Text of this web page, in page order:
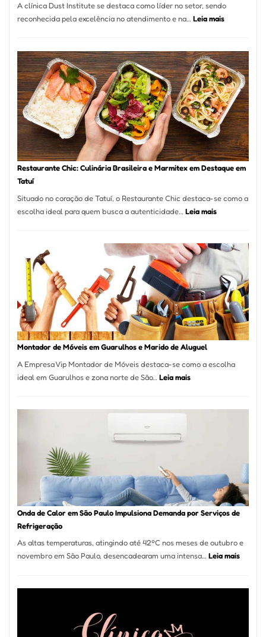
9,9%
A clínica Dust Institute se destaca como líder no setor, sendo
reconhecida pela excelência no atendimento e na…Leia mais:
Feridas
em
São
Paulo
com
Restaurante Chic: Culinária Brasileira e Marmitex em Destaque em
Tatuí
Situado no coração de Tatuí, o Restaurante Chic destaca-se como a
escolha ideal para quem busca a autenticidade… Leia mais:
Culinária
Brasileira
e
Marmitex
em
Destaque
em
Tatuí
Montador de Móveis em Guarulhos e Marido de Aluguel
A Empresa Vip Montador de Móveis destaca-se como a escolha
ideal em Guarulhos e zona norte de São… Leia mais:
de
Aluguel
Onda de Calor em São Paulo Impulsiona Demanda por Serviços de
Refrigeração
As altas temperaturas, atingindo até 42ºC nos meses de outubro e
novembro em São Paulo, desencadearam uma intensa…Leia mais: